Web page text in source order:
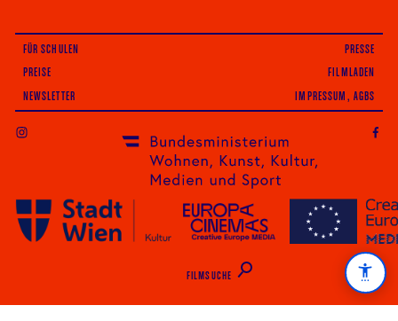
FÜR SCHULEN
PRESSE
PREISE
FILMLADEN
NEWSLETTER IMPRESSUM, AGBS
FILMSUCHE